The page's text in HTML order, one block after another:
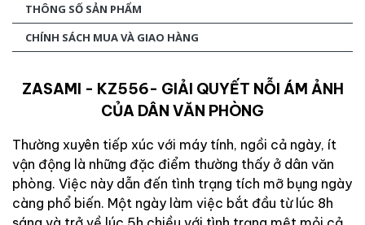
THÔNG SỐ SẢN PHẨM
CHÍNH SÁCH MUA VÀ GIAO HÀNG
ZASAMI - KZ556- GIẢI QUYẾT NỖI ÁM ẢNH
CỦA DÂN VĂN PHÒNG
Thường xuyên tiếp xúc với máy tính, ngồi cả ngày, ít
vận động là những đặc điểm thường thấy ở dân văn
phòng. Việc này dẫn đến tình trạng tích mỡ bụng ngày
càng phổ biến. Một ngày làm việc bắt đầu từ lúc 8h